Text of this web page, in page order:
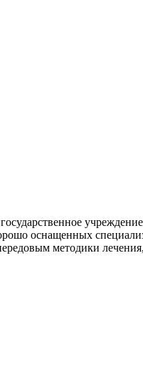
оснащенных
методики